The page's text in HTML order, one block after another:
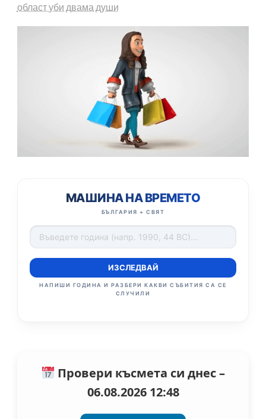
област уби двама души
МАШИНА НА ВРЕМЕТО
БЪЛГАРИЯ + СВЯТ
ИЗСЛЕДВАЙ
НАПИШИ ГОДИНА И РАЗБЕРИ КАКВИ СЪБИТИЯ СА СЕ
СЛУЧИЛИ
Провери късмета си днес –
06.08.2026 12:48